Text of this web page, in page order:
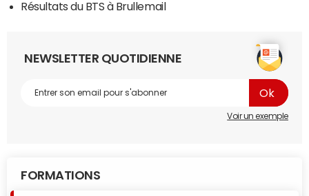
Résultats du BTS à Brullemail
NEWSLETTER QUOTIDIENNE
Voir un exemple
FORMATIONS